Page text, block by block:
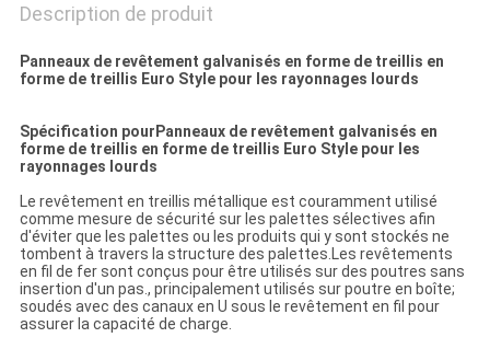
Description de produit
Panneaux de revêtement galvanisés en forme de treillis en
forme de treillis Euro Style pour les rayonnages lourds
Spécification pour Panneaux de revêtement galvanisés en
forme de treillis en forme de treillis Euro Style pour les
rayonnages lourds
Le revêtement en treillis métallique est couramment utilisé
comme mesure de sécurité sur les palettes sélectives afin
d'éviter que les palettes ou les produits qui y sont stockés ne
tombent à travers la structure des palettes.Les revêtements
en fil de fer sont conçus pour être utilisés sur des poutres sans
insertion d'un pas., principalement utilisés sur poutre en boîte;
soudés avec des canaux en U sous le revêtement en fil pour
assurer la capacité de charge.